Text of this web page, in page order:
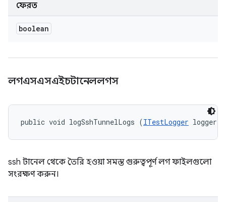
ফেরত
boolean
লগএসএসএইচটানেললগস
public void logSshTunnelLogs (ITestLogger logger)
ssh টানেল থেকে তৈরি হওয়া সমস্ত গুরুত্বপূর্ণ লগ ফাইলগুলো
সংরক্ষণ করুন।